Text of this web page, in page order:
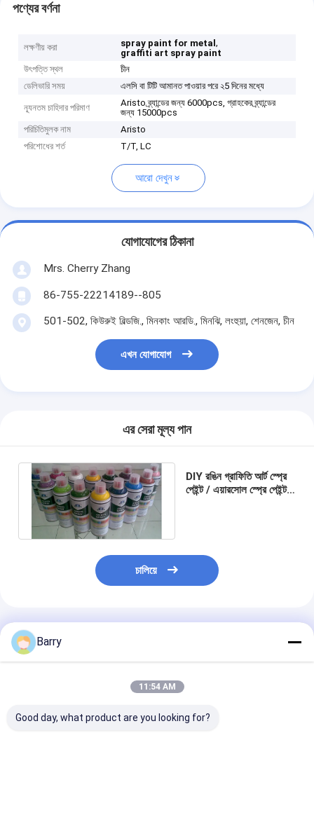
পণ্যের বর্ণনা
লক্ষণীয় করা spray paint for metal,
graffiti art spray paint
উৎপত্তি স্থল
চীন
ডেলিভারি সময়
এলসি বা টিটি আমানত পাওয়ার পরে ২5 দিনের মধ্যে
ন্যূনতম চাহিদার পরিমাণ
Aristo ব্র্যান্ডের জন্য 6000pcs, গ্রাহকের ব্র্যান্ডের
জন্য 15000pcs
পরিচিতিমুলক নাম
Aristo
পরিশোধের শর্ত
T/T, LC
আরো দেখুন
যোগাযোগের ঠিকানা
Mrs. Cherry Zhang
86-755-22214189--805
501-502, কিউরুই বিল্ডজি., মিনকাং আরডি., মিনঝি, লংহুয়া, শেনজেন, চীন
এখন যোগাযোগ
এর সেরা মূল্য পান
DIY রঙিন গ্রাফিতি আর্ট স্প্রে
পেইন্ট / এয়ারসোল স্প্রে পেইন্ট
চালিয়ে
প্রস্তাবিত পণ্য
Barry
11:54 AM
Good day, what product are you looking for?